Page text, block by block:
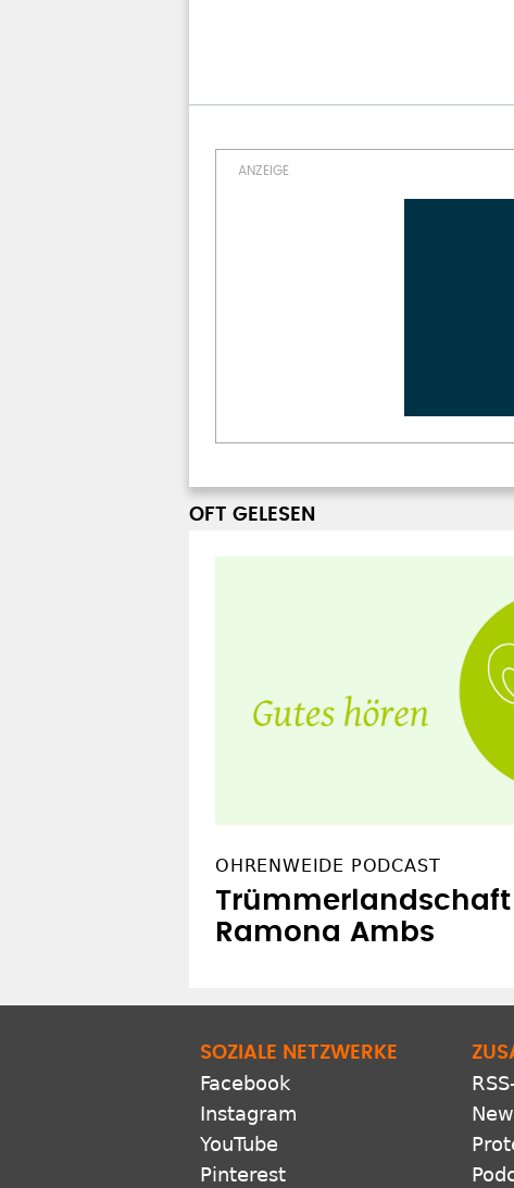
OFT GELESEN
OHRENWEIDE PODCAST
Ramona Ambs
SOZIALE NETZWERKE
Facebook
Instagram
YouTube
Pinterest